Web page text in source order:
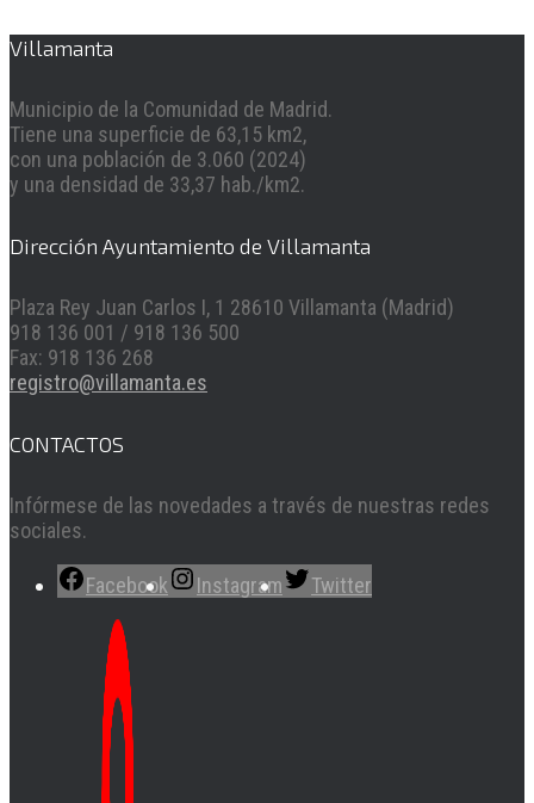
Villamanta
Municipio de la Comunidad de Madrid.
Tiene una superficie de 63,15 km2,
con una población de 3.060 (2024)
y una densidad de 33,37 hab./km2.
Dirección Ayuntamiento de Villamanta
Plaza Rey Juan Carlos I, 1 28610 Villamanta (Madrid)
918 136 001 / 918 136 500
Fax: 918 136 268
registro@villamanta.es
CONTACTOS
Infórmese de las novedades a través de nuestras redes
sociales.
Facebook Instagram Twitter